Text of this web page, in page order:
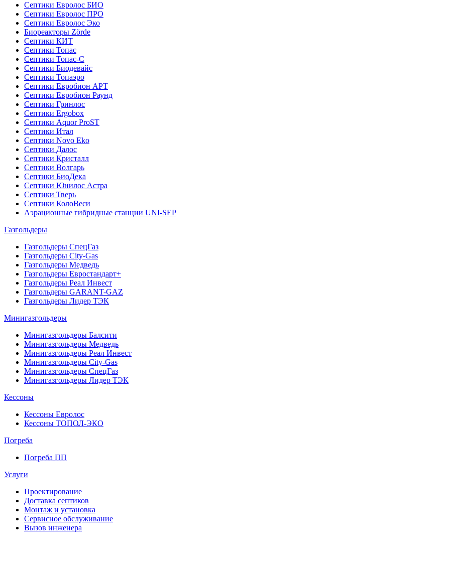
Септики Евролос БИО
Септики Евролос ПРО
Септики Евролос Эко
Биореакторы Zörde
Септики КИТ
Септики Топас
Септики Топас-С
Септики Биодевайс
Септики Топаэро
Септики Евробион АРТ
Септики Евробион Раунд
Септики Гринлос
Септики Ergobox
Септики Aquor ProST
Септики Итал
Септики Novo Eko
Септики Далос
Септики Кристалл
Септики Волгарь
Септики БиоДека
Септики Юнилос Астра
Септики Тверь
Септики КолоВеси
Аэрационные гибридные станции UNI-SEP
Газгольдеры
Газгольдеры СпецГаз
Газгольдеры City-Gas
Газгольдеры Медведь
Газгольдеры Евростандарт+
Газгольдеры Реал Инвест
Газгольдеры GARANT-GAZ
Газгольдеры Лидер ТЭК
Минигазгольдеры
Минигазгольдеры Балсити
Минигазгольдеры Медведь
Минигазгольдеры Реал Инвест
Минигазгольдеры City-Gas
Минигазгольдеры СпецГаз
Минигазгольдеры Лидер ТЭК
Кессоны
Кессоны Евролос
Кессоны ТОПОЛ-ЭКО
Погребa
Погреба ПП
Услуги
Проектирование
Доставка септиков
Монтаж и установка
Сервисное обслуживание
Вызов инженера